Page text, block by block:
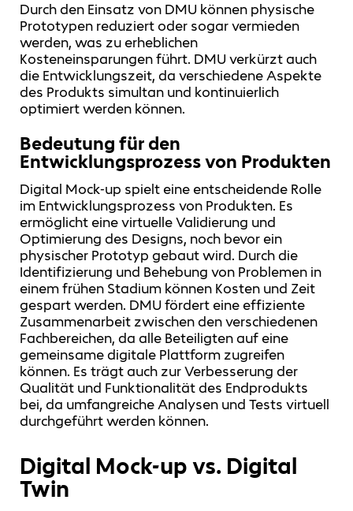
Durch den Einsatz von DMU können physische
Prototypen reduziert oder sogar vermieden
werden, was zu erheblichen
Kosteneinsparungen führt. DMU verkürzt auch
die Entwicklungszeit, da verschiedene Aspekte
des Produkts simultan und kontinuierlich
optimiert werden können.
Bedeutung für den
Entwicklungsprozess von Produkten
Digital Mock-up spielt eine entscheidende Rolle
im Entwicklungsprozess von Produkten. Es
ermöglicht eine virtuelle Validierung und
Optimierung des Designs, noch bevor ein
physischer Prototyp gebaut wird. Durch die
Identifizierung und Behebung von Problemen in
einem frühen Stadium können Kosten und Zeit
gespart werden. DMU fördert eine effiziente
Zusammenarbeit zwischen den verschiedenen
Fachbereichen, da alle Beteiligten auf eine
gemeinsame digitale Plattform zugreifen
können. Es trägt auch zur Verbesserung der
Qualität und Funktionalität des Endprodukts
bei, da umfangreiche Analysen und Tests virtuell
durchgeführt werden können.
Digital Mock-up vs. Digital
Twin